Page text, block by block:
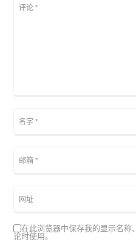
在此浏览器中保存我的显示名称
论时使用。